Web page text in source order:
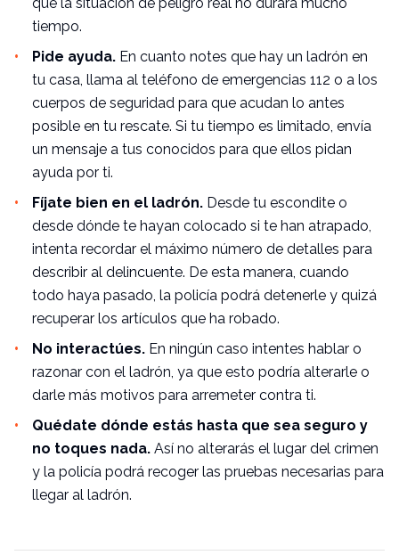
que la situación de peligro real no durará mucho
tiempo.
Pide ayuda. En cuanto notes que hay un ladrón en
tu casa, llama al teléfono de emergencias 112 o a los
cuerpos de seguridad para que acudan lo antes
posible en tu rescate. Si tu tiempo es limitado, envía
un mensaje a tus conocidos para que ellos pidan
ayuda por ti.
Fíjate bien en el ladrón. Desde tu escondite o
desde dónde te hayan colocado si te han atrapado,
intenta recordar el máximo número de detalles para
describir al delincuente. De esta manera, cuando
todo haya pasado, la policía podrá detenerle y quizá
recuperar los artículos que ha robado.
No interactúes. En ningún caso intentes hablar o
razonar con el ladrón, ya que esto podría alterarle o
darle más motivos para arremeter contra ti.
Quédate dónde estás hasta que sea seguro y
no toques nada. Así no alterarás el lugar del crimen
y la policía podrá recoger las pruebas necesarias para
llegar al ladrón.